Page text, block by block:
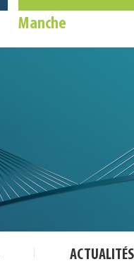
Manche
ACTUALITÉS